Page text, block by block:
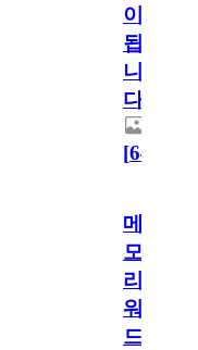
이
됩
니
다.
[64
메
모
리
워
드